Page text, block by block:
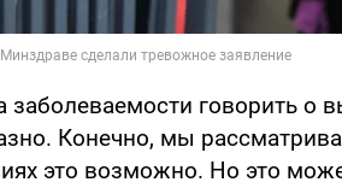
заболеваемости говорить о
Конечно, мы
это возможно. Но это